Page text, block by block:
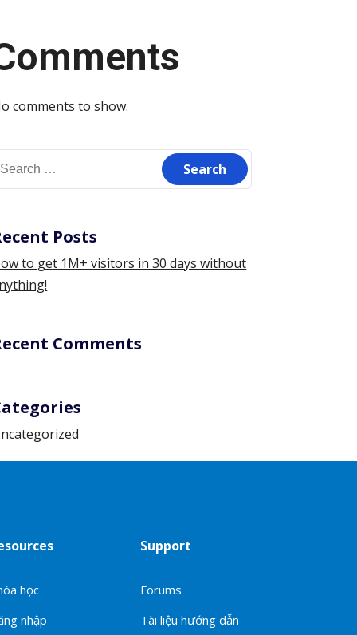
comments to show.
Posts
to get 1M+ visitors in 30 days without
Comments
học
nhập
Support
Forums
Tài liệu hướng dẫn